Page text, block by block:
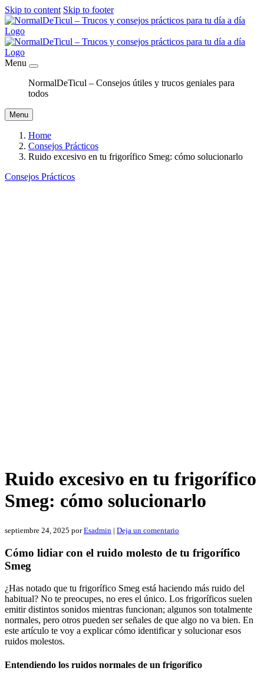
Skip to content Skip to footer
Menu
NormalDeTicul – Consejos útiles y trucos geniales para
todos
Menu
Home
Consejos Prácticos
Ruido excesivo en tu frigorífico Smeg: cómo solucionarlo
Consejos Prácticos
Ruido excesivo en tu frigorífico
Smeg: cómo solucionarlo
septiembre 24, 2025 porEsadmin | Deja un comentario
Cómo lidiar con el ruido molesto de tu frigorífico
Smeg
¿Has notado que tu frigorífico Smeg está haciendo más ruido del
habitual? No te preocupes, no eres el único. Los frigoríficos suelen
emitir distintos sonidos mientras funcionan; algunos son totalmente
normales, pero otros pueden ser señales de que algo no va bien. En
este artículo te voy a explicar cómo identificar y solucionar esos
ruidos molestos.
Entendiendo los ruidos normales de un frigorífico